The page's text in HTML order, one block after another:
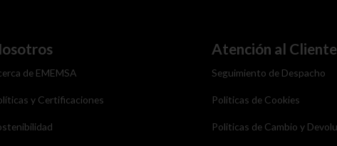
de EMEMSA
y Certificaciones
Atención al Cliente
Seguimiento de Despacho
Politicas de Cookies
Politicas de Cambio y